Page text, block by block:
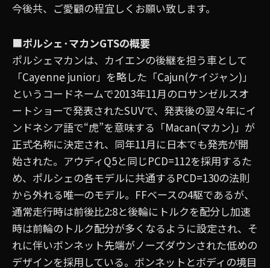
今後共、ご愛顧の程宜しくお願い致します。
■ポルシェ･マカンGTSの概要
ポルシェマカンは、カイエンの後継を担う車として
「Cayenne junior」を略した「Cajun(ケイジャン)」
というコードネームで2013年11月のロサンゼルスオ
ートショーで発表されたSUVで、発表後の翌々年にイ
ンドネシア語で“虎”を意味する「Macan(マカン)」が
正式名称に決定され、同年11月に日本でも発売が開
始された。アウディQ5と同じPCD=112を採用するた
め、ポルシェの各モデルに共通するPCD=130の法則
から外れる唯一のモデル。FFベースの4駆であるが、
通常走行時は前後比2:8と後輪にトルクを配分し加速
時は前輪のトルク配分が多くなるように設定され、そ
れに伴いボンネット先端がノーズダウンされた低めの
デザインを採用している。ボンネットとボディの境目